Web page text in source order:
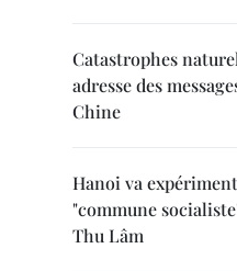
Catastrophes
adresse des
Chine
Hanoi va
"commune
Thu Lâm